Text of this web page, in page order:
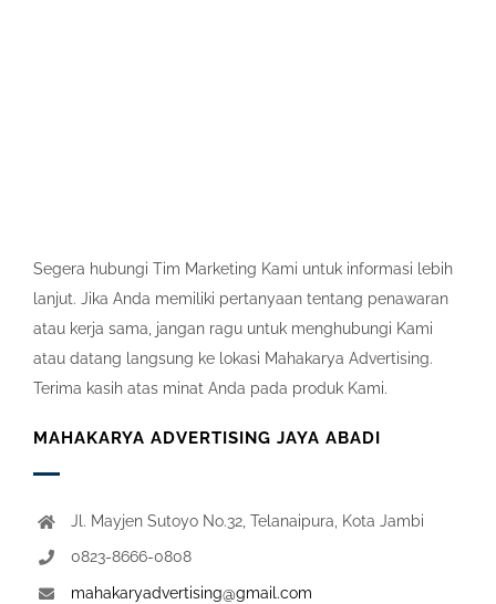
Segera hubungi Tim Marketing Kami untuk informasi lebih
lanjut. Jika Anda memiliki pertanyaan tentang penawaran
atau kerja sama, jangan ragu untuk menghubungi Kami
atau datang langsung ke lokasi Mahakarya Advertising.
Terima kasih atas minat Anda pada produk Kami.
MAHAKARYA ADVERTISING JAYA ABADI
Jl. Mayjen Sutoyo No.32, Telanaipura, Kota Jambi
0823-8666-0808
mahakaryadvertising@gmail.com